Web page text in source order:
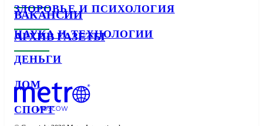
ЗДОРОВЬЕ И ПСИХОЛОГИЯ
НАУКА И ТЕХНОЛОГИИ
ДЕНЬГИ
ДОМ
СПОРТ
ВАКАНСИИ
АРХИВ ГАЗЕТЫ